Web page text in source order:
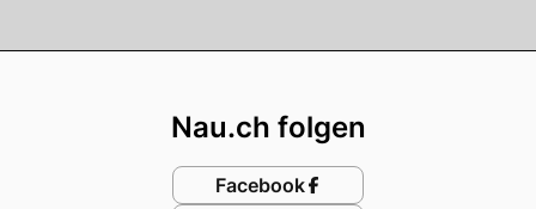
Nau.ch folgen
Facebook